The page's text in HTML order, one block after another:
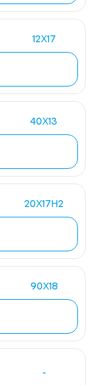
12Х17
40Х13
20Х17Н2
90Х18
-